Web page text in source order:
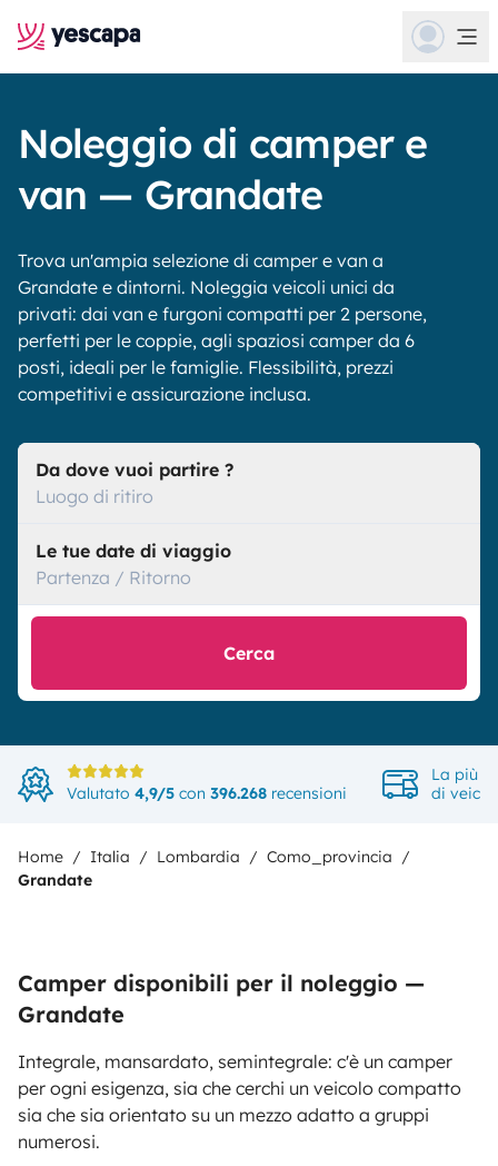
Noleggio di camper e
van — Grandate
Trova un'ampia selezione di camper e van a
Grandate e dintorni. Noleggia veicoli unici da
privati: dai van e furgoni compatti per 2 persone,
perfetti per le coppie, agli spaziosi camper da 6
posti, ideali per le famiglie. Flessibilità, prezzi
competitivi e assicurazione inclusa.
Da dove vuoi partire ?
Luogo di ritiro
Le tue date di viaggio
Partenza / Ritorno
Cerca
Valutato 4,9/5 con 396.268 recensioni
La più
di
Home Italia Lombardia
Como_provincia
Grandate
Camper disponibili per il noleggio —
Grandate
Integrale, mansardato, semintegrale: c'è un camper
per ogni esigenza, sia che cerchi un veicolo compatto
sia che sia orientato su un mezzo adatto a gruppi
numerosi.